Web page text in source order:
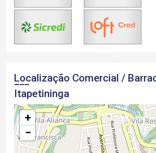
Localização Comercial /
Itapetininga
+
−